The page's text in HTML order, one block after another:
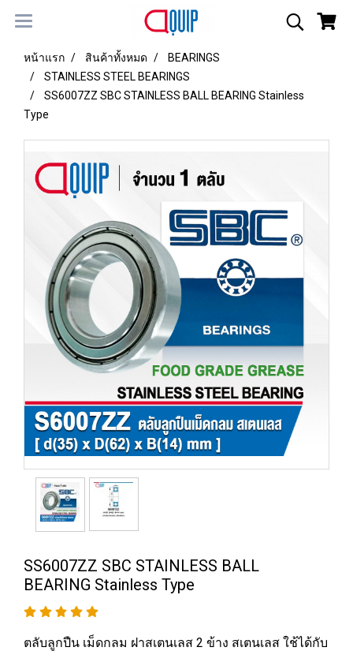
หน้าแรก สินค้าทั้งหมด
BEARINGS
STAINLESS STEEL BEARINGS
SS6007ZZ SBC STAINLESS BALL BEARING Stainless
Type
SS6007ZZ SBC STAINLESS BALL
BEARING Stainless Type
ตลับลูกปืน เม็ดกลม ฝาสเตนเลส 2 ข้าง สเตนเลส ใช้ได้กับ